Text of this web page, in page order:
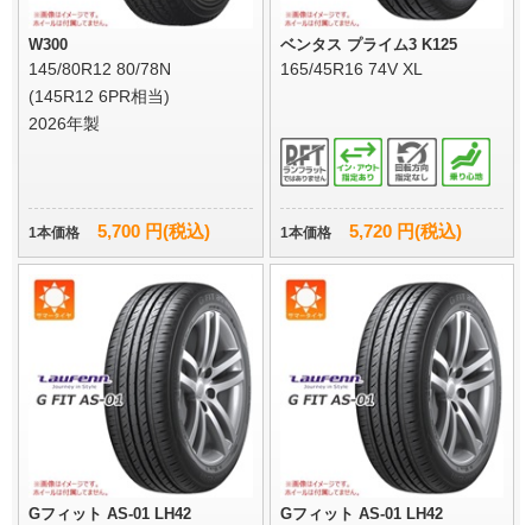
W300
145/80R12 80/78N
(145R12 6PR相当)
2026年製
1本価格 5,700 円(税込)
ベンタス プライム3 K125
165/45R16 74V XL
1本価格 5,720 円(税込)
Gフィット AS-01 LH42 Gフィット AS-01 LH42